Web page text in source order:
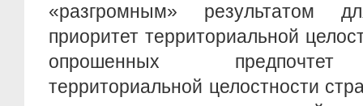
«разгромным» результатом
приоритет территориальной
опрошенных предпочтет
территориальной целостности